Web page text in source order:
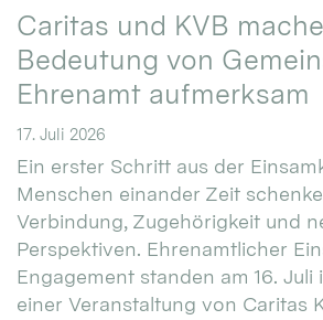
Caritas und KVB
Bedeutung von
Ehrenamt aufmerksam
17. Juli 2026
Ein erster Schritt aus der
Menschen einander Zeit
Verbindung, Zugehörigkeit und
Perspektiven. Ehrenamtlicher
Engagement standen am 16.
einer Veranstaltung von Caritas